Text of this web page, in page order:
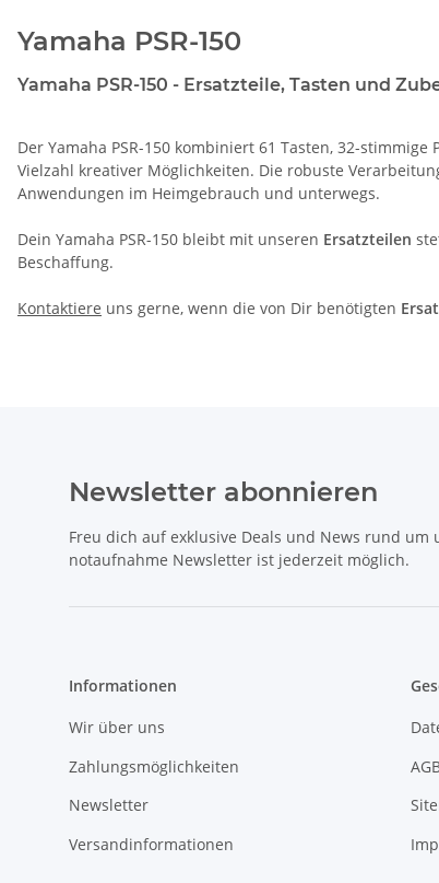
Yamaha PSR-150
Yamaha PSR-150 - Ersatzteile, Tasten und
Der Yamaha PSR-150 kombiniert 61 Tasten, 32-
Vielzahl kreativer Möglichkeiten. Die robuste
Anwendungen im Heimgebrauch und unterwegs.
Dein Yamaha PSR-150 bleibt mit unseren Ersatzteilen
Beschaffung.
Kontaktiere uns gerne, wenn die von Dir benötigten
Newsletter abonnieren
Freu dich auf exklusive Deals und News rund
notaufnahme Newsletter ist jederzeit möglich.
Informationen
Wir über uns
Zahlungsmöglichkeiten
Newsletter
Versandinformationen